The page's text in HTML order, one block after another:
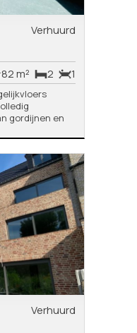
Verhuurd
1
2
82 m²
gordijnen en
Verhuurd